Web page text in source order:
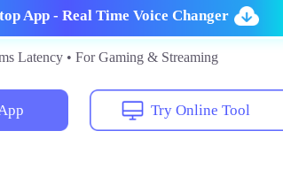
App - Real Time Voice Changer
Latency • For Gaming & Streaming
Try Online Tool